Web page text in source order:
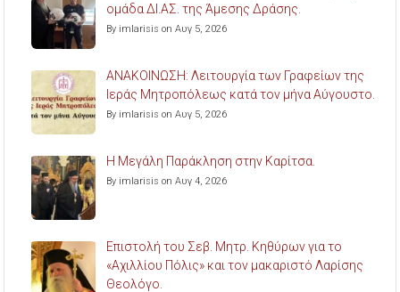
ομάδα ΔΙ.ΑΣ. της Άμεσης Δράσης.
By imlarisis on Αυγ 5, 2026
ΑΝΑΚΟΙΝΩΣΗ: Λειτουργία των Γραφείων της
Ιεράς Μητροπόλεως κατά τον μήνα Αύγουστο.
By imlarisis on Αυγ 5, 2026
Η Μεγάλη Παράκληση στην Καρίτσα.
By imlarisis on Αυγ 4, 2026
Επιστολή του Σεβ. Μητρ. Κηθύρων για το
«Αχιλλίου Πόλις» και τον μακαριστό Λαρίσης
Θεολόγο.